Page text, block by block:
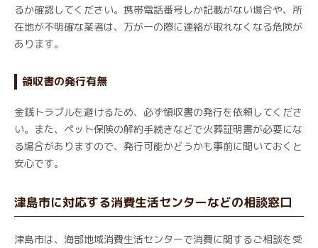
るか確認してください。携帯電話番号しか記載がない場合や、所
在地が不明確な業者は、万が一の際に連絡が取れなくなる危険が
あります。
領収書の発行有無
金銭トラブルを避けるため、必ず領収書の発行を依頼してくださ
い。また、ペット保険の解約手続きなどで火葬証明書が必要にな
る場合がありますので、発行可能かどうかも事前に聞いておくと
安心です。
津島市に対応する消費生活センターなどの相談窓口
津島市は、海部地域消費生活センターで消費に関するご相談を受